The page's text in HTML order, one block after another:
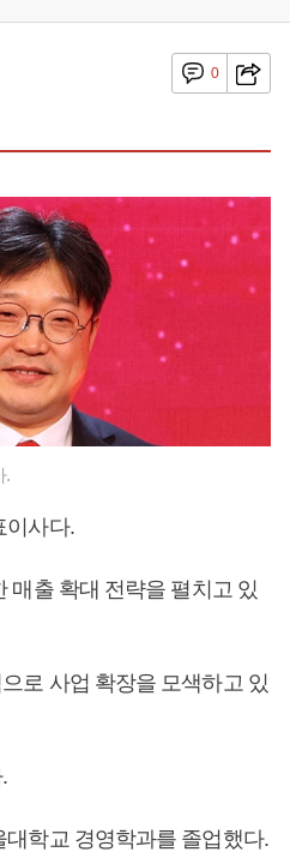
0
.
이사다.
매출 확대 전략을 펼치고 있
로 사업 확장을 모색하고 있
학교 경영학과를 졸업했다.